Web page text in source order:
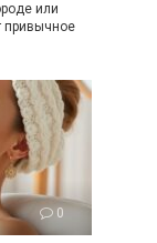
или
привычное
0